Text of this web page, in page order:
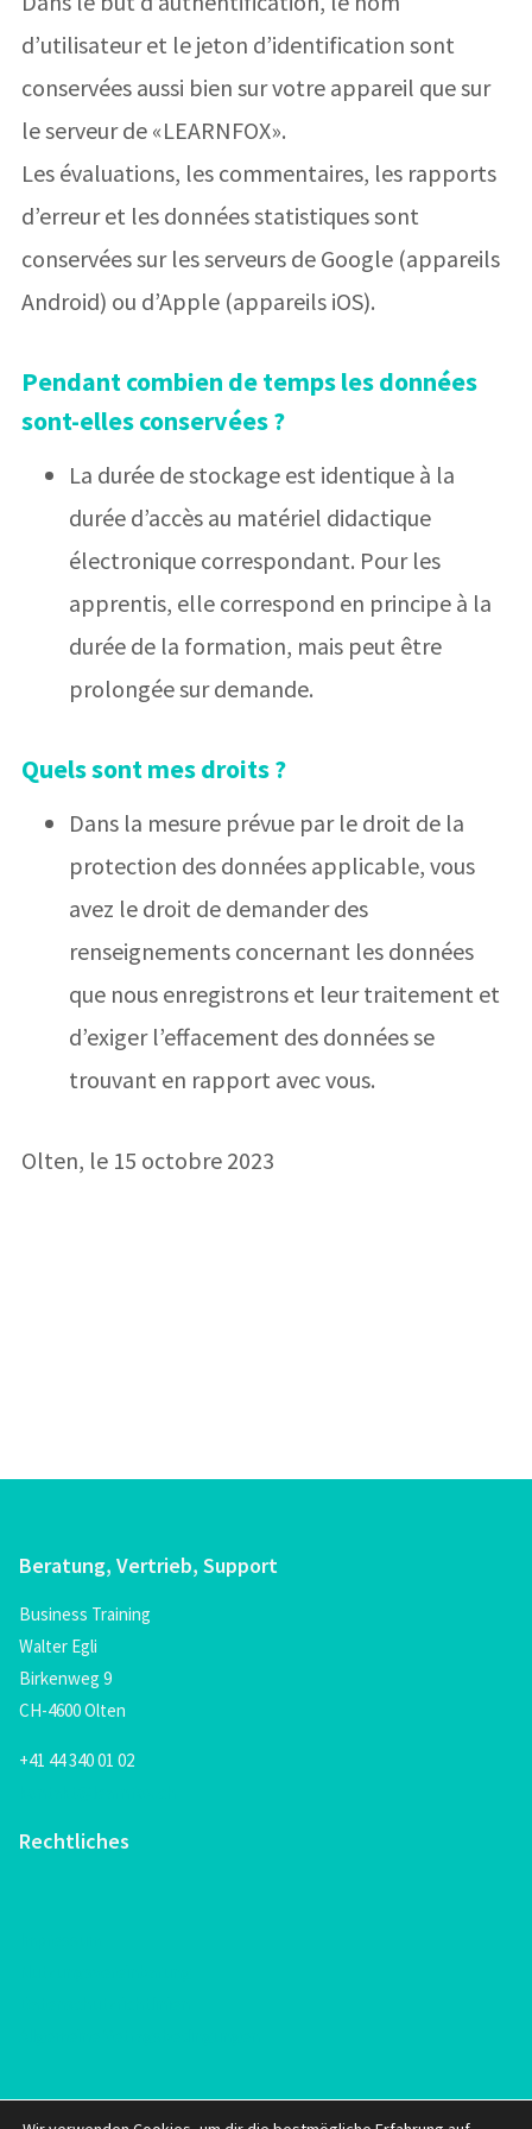
d’utilisateur et le jeton d’identification sont
conservées aussi bien sur votre appareil que sur
le serveur de «LEARNFOX».
Les évaluations, les commentaires, les rapports
d’erreur et les données statistiques sont
conservées sur les serveurs de Google (appareils
Android) ou d’Apple (appareils iOS).
Pendant combien de temps les données
sont-elles conservées ?
La durée de stockage est identique à la
durée d’accès au matériel didactique
électronique correspondant. Pour les
apprentis, elle correspond en principe à la
durée de la formation, mais peut être
prolongée sur demande.
Quels sont mes droits ?
Dans la mesure prévue par le droit de la
protection des données applicable, vous
avez le droit de demander des
renseignements concernant les données
que nous enregistrons et leur traitement et
d’exiger l’effacement des données se
trouvant en rapport avec vous.
Olten, le 15 octobre 2023
Beratung, Vertrieb, Support
Business Training
Walter Egli
Birkenweg 9
CH-4600 Olten
+41 44 340 01 02
Rechtliches